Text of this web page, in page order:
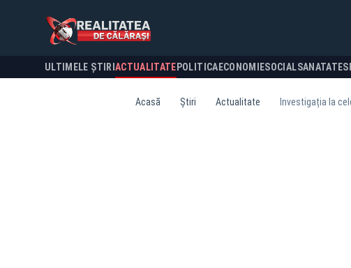
ULTIMELE ȘTIRI ACTUALITATE POLITICA ECONOMIESOCIALSANATATE
Acasă Știri Actualitate